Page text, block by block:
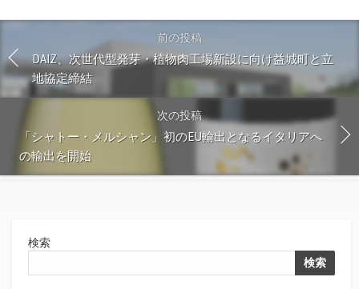
前の投稿
DAIZ、次世代型発芽・植物肉工場新設に向け益城町と立
地協定締結
次の投稿
「シャトー・メルシャン」初のEU輸出となるイタリアへ
の輸出を開始
検索
検索